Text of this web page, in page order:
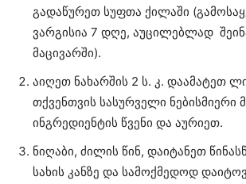
გადაწურეთ სუფთა ქილაში
ვარგისია 7 დღე, აუცილებლად
მაცივარში).
აიღეთ ნახარშის 2 ს. კ. დაამატეთ
თქვენთვის სასურველი ნებისმიერი
ინგრედიენტის წვენი და აურიეთ.
ნიღაბი, ძილის წინ, დაიტანეთ
სახის კანზე და სამოქმედოდ